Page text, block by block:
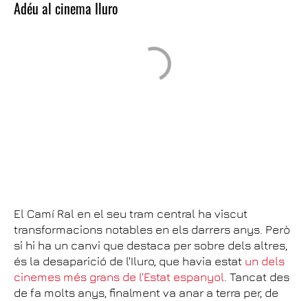
Adéu al cinema Iluro
El Camí Ral en el seu tram central ha viscut
transformacions notables en els darrers anys. Però
si hi ha un canvi que destaca per sobre dels altres,
és la desaparició de l'Iluro, que havia estat un dels
cinemes més grans de l'Estat espanyol. Tancat des
de fa molts anys, finalment va anar a terra per, de